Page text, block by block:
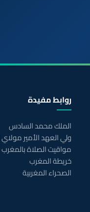
روابط مفيدة
الملك محمد السادس
ولي العهد الأمير
مواقيت الصلاة بالمغرب
خريطة المغرب
الصحراء المغربية